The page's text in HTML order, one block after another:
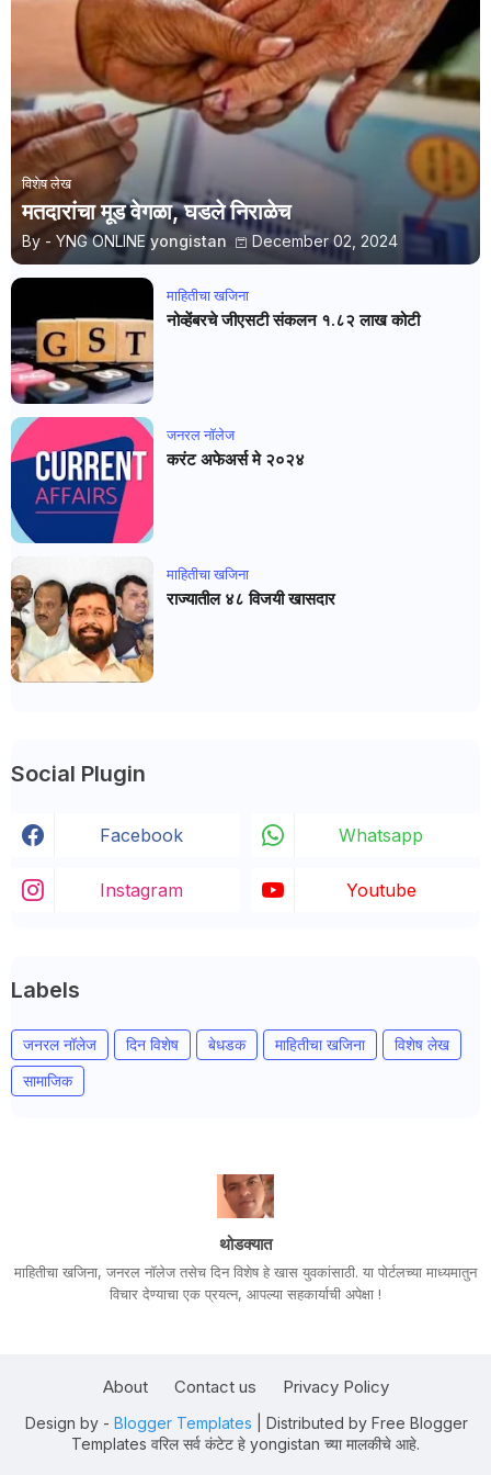
विशेष लेख
मतदारांचा मूड वेगळा, घडले निराळेच
By - YNG ONLINE yongistan December 02, 2024
माहितीचा खजिना
नोव्हेंबरचे जीएसटी संकलन १.८२ लाख कोटी
जनरल नाॅलेज
करंट अफेअर्स मे २०२४
माहितीचा खजिना
राज्यातील ४८ विजयी खासदार
Social Plugin
Facebook Whatsapp
Instagram Youtube
Labels
जनरल नॉलेज दिन विशेष बेधडक माहितीचा खजिना
विशेष लेख
सामाजिक
थोडक्यात
माहितीचा खजिना, जनरल नॉलेज तसेच दिन विशेष हे खास युवकांसाठी. या पोर्टलच्या माध्यमातुन
विचार देण्याचा एक प्रयत्न, आपल्या सहकार्याची अपेक्षा !
Design by - Blogger Templates | Distributed by Free Blogger
Templates वरिल सर्व कंटेट हे yongistan च्या मालकीचे आहे.
About Contact us Privacy Policy